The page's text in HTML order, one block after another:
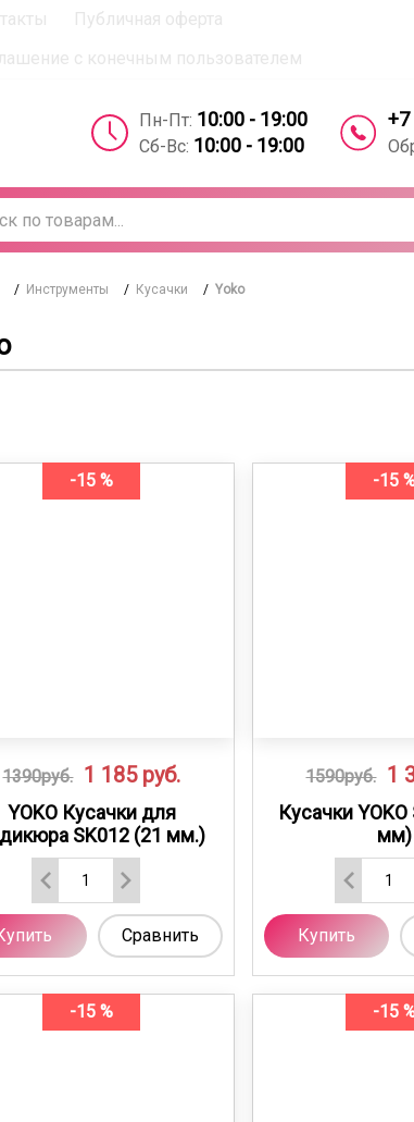
Публичная оферта
с конечным пользователем
Пн-Пт: 10:00 - 19:00
Сб-Вс: 10:00 - 19:00
+7
/ Инструменты / Кусачки / Yoko
-15 %
1390руб. 1 185 руб.
YOKO Кусачки для
SK012 (21 мм.)
Сравнить
-15
1590руб. 1
Кусачки
мм)
Купить
-15 % -15
согласие на использование компанией